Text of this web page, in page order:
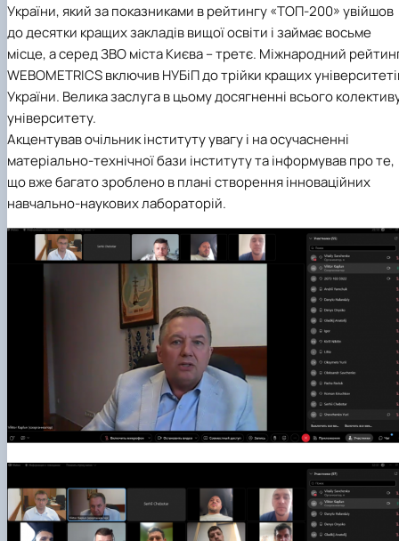
України, який за показниками в рейтингу «ТОП-200» увійшов
до десятки кращих закладів вищої освіти і займає восьме
місце, а серед ЗВО міста Києва – третє. Міжнародний
WEBOMETRICS включив НУБіП до трійки кращих
України. Велика заслуга в цьому досягненні всього
університету.
Акцентував очільник інституту увагу і на осучасненні
матеріально-технічної бази інституту та інформував про те,
що вже багато зроблено в плані створення інноваційних
навчально-наукових лабораторій.